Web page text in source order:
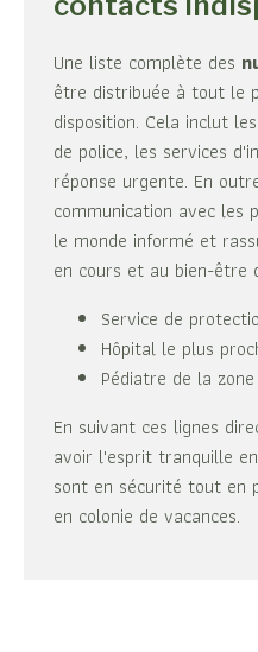
Une liste complète des
être distribuée à tout le
disposition. Cela inclut
de police, les services
réponse urgente. En
communication avec les
le monde informé et
en cours et au bien-être
Service de
Hôpital le plus
Pédiatre de la
En suivant ces lignes
avoir l'esprit tranquille
sont en sécurité tout en
en colonie de vacances.